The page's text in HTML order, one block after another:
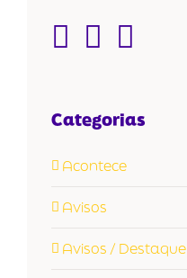
Categorias
Acontece
Avisos
Avisos / Destaque